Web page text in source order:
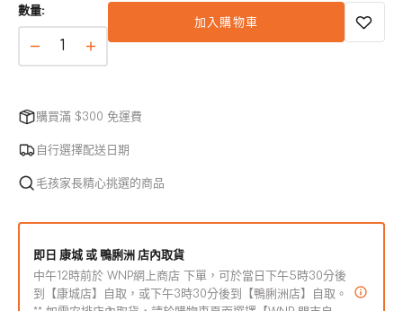
售
完
或
法
使
用
數量:
MyHappii
鮮
食
威
三
文
MyHappii
鮮
食
威
三
文
加入購物車
購買滿 $300 免運費
自行選擇配送日期
毛孩家長精心挑選的商品
即日 康城 或 鴨脷洲 店內取貨
中午12時前於 WNP網上商店 下單，可於當日下午5時30分後
到【康城店】自取，或下午3時30分後到【鴨脷洲店】自取。